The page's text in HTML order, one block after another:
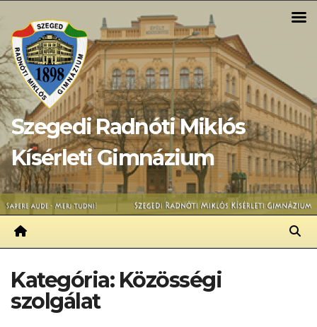
content
Szegedi Radnóti Miklós
Kísérleti Gimnázium
Kategória: Közösségi
szolgálat